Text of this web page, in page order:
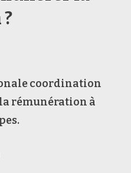
coordination
rémunération à